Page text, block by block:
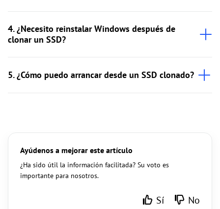
4. ¿Necesito reinstalar Windows después de
clonar un SSD?
5. ¿Cómo puedo arrancar desde un SSD clonado?
Ayúdenos a mejorar este artículo
¿Ha sido útil la información facilitada? Su voto es
importante para nosotros.
Sí No